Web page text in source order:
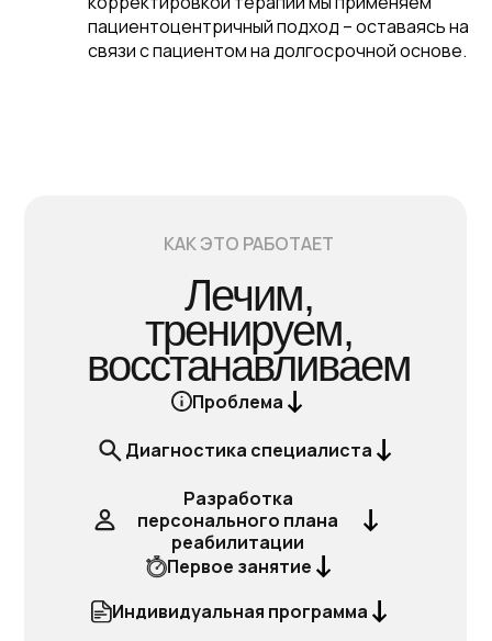
пациентоцентричный подход – оставаясь на
связи с пациентом на долгосрочной основе.
Лечим,
тренируем,
восстанавливаем
Диагностика специалиста
Проблема
Индивидуальная программа
Первое занятие
Разработка
персонального плана
реабилитации
КАК ЭТО РАБОТАЕТ